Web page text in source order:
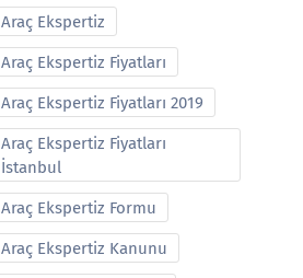
Araç Ekspertiz
Araç Ekspertiz Fiyatları
Araç Ekspertiz Fiyatları 2019
Araç Ekspertiz Fiyatları
İstanbul
Araç Ekspertiz Formu
Araç Ekspertiz Kanunu